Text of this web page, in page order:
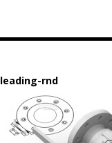
leading-rnd